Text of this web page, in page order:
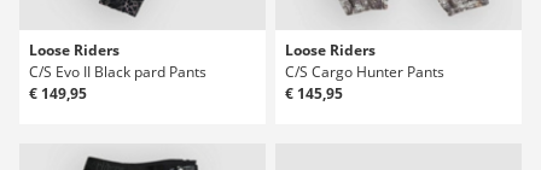
Loose Riders
C/S Evo II Black pard Pants
€ 149,95
Loose Riders
C/S Cargo Hunter Pants
€ 145,95